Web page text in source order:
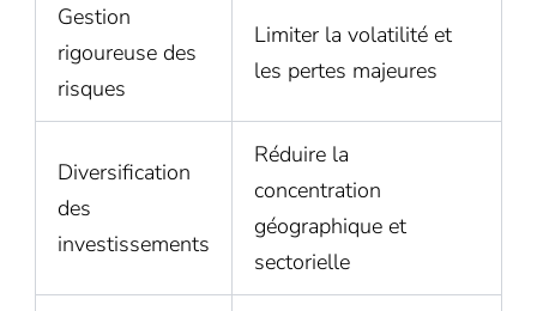
Gestion
rigoureuse des
risques
Limiter la volatilité et
les pertes majeures
Diversification
des
investissements
Réduire la
concentration
géographique et
sectorielle